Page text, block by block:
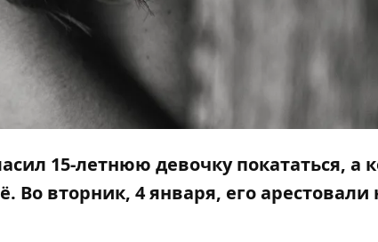
15-летнюю девочку покататься, а
Во вторник, 4 января, его арестовали